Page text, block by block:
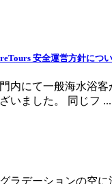
安全運営方針につい
内にて一般海水浴客
いました。 同じフ ...
ラデーションの空